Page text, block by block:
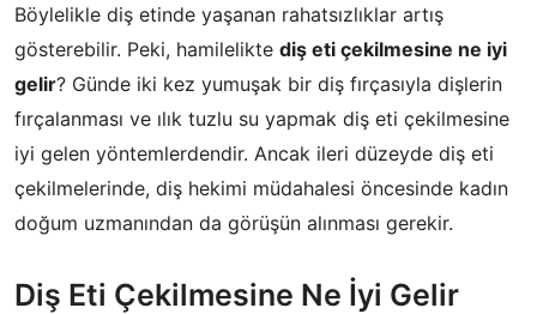
Böylelikle diş etinde yaşanan rahatsızlıklar artış
gösterebilir. Peki, hamilelikte diş eti çekilmesine ne iyi
gelir? Günde iki kez yumuşak bir diş fırçasıyla dişlerin
fırçalanması ve ılık tuzlu su yapmak diş eti çekilmesine
iyi gelen yöntemlerdendir. Ancak ileri düzeyde diş eti
çekilmelerinde, diş hekimi müdahalesi öncesinde kadın
doğum uzmanından da görüşün alınması gerekir.
Diş Eti Çekilmesine Ne İyi Gelir